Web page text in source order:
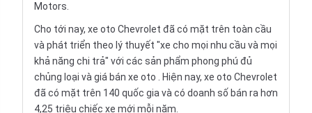
Motors.
Cho tới nay, xe oto Chevrolet đã có mặt trên toàn cầu
và phát triển theo lý thuyết "xe cho mọi nhu cầu và mọi
khả năng chi trả" với các sản phẩm phong phú đủ
chủng loại vàgiá bán xe oto . Hiện nay, xe oto Chevrolet
đã có mặt trên 140 quốc gia và có doanh số bán ra hơn
4,25 triệu chiếc xe mới mỗi năm.